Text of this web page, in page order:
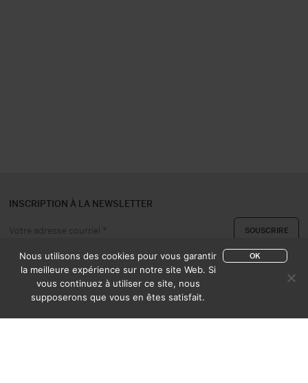
INSCRIPTION À LA NEWSLETTER
Nous utilisons des cookies pour vous garantir
la meilleure expérience sur notre site Web. Si
vous continuez à utiliser ce site, nous
supposerons que vous en êtes satisfait.
OK